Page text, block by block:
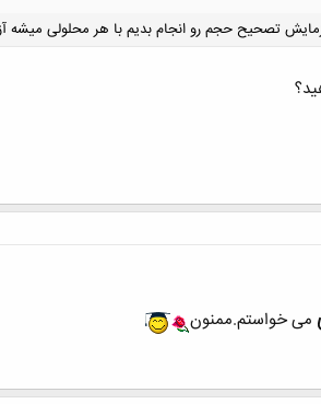
تصحیح حجم رو انجام بدیم با هر محلولی میشه
می خواستم.ممنون